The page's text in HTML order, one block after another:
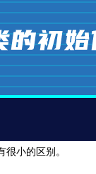
小的区别。